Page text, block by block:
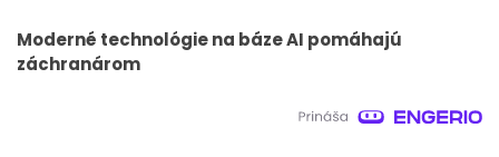
Moderné technológie na báze AI pomáhajú
záchranárom